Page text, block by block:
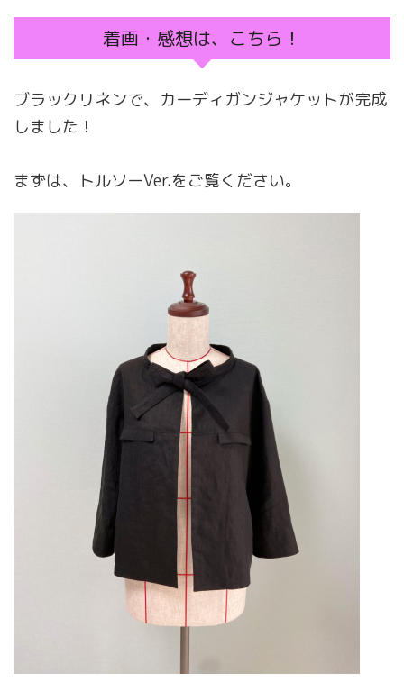
着画・感想は、こちら！
ブラックリネンで、カーディガンジャケットが完成
しました！
まずは、トルソーVer.をご覧ください。